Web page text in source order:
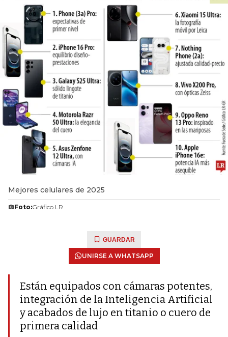
Mejores celulares de 2025
Foto:Gráfico LR
GUARDAR
UNIRSE A WHATSAPP
Están equipados con cámaras potentes,
integración de la Inteligencia Artificial
y acabados de lujo en titanio o cuero de
primera calidad